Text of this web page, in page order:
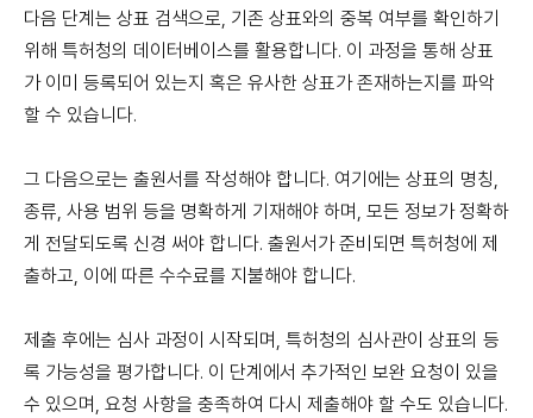
다음 단계는 상표 검색으로, 기존 상표와의 중복 여부를 확인하기
위해 특허청의 데이터베이스를 활용합니다. 이 과정을 통해 상표
가 이미 등록되어 있는지 혹은 유사한 상표가 존재하는지를 파악
할 수 있습니다.
그 다음으로는 출원서를 작성해야 합니다. 여기에는 상표의 명칭,
종류, 사용 범위 등을 명확하게 기재해야 하며, 모든 정보가 정확하
게 전달되도록 신경 써야 합니다. 출원서가 준비되면 특허청에 제
출하고, 이에 따른 수수료를 지불해야 합니다.
제출 후에는 심사 과정이 시작되며, 특허청의 심사관이 상표의 등
록 가능성을 평가합니다. 이 단계에서 추가적인 보완 요청이 있을
수 있으며, 요청 사항을 충족하여 다시 제출해야 할 수도 있습니다.